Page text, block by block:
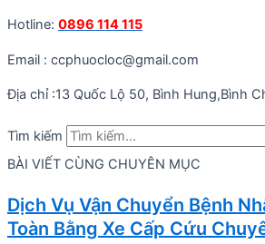
Hotline: 0896 114 115
Email : ccphuocloc@gmail.com
Địa chỉ :13 Quốc Lộ 50, Bình Hung,Bình
Tìm kiếm
BÀI VIẾT CÙNG CHUYÊN MỤC
Dịch Vụ Vận Chuyển Bệnh
Toàn Bằng Xe Cấp Cứu